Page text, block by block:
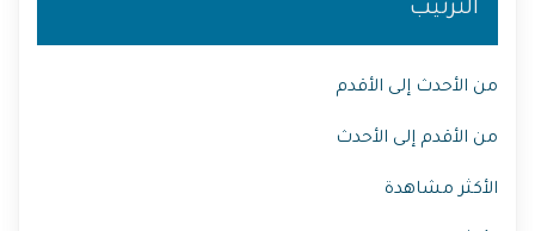
الترتيب
من الأحدث إلى الأقدم
من الأقدم إلى الأحدث
الأكثر مشاهدة